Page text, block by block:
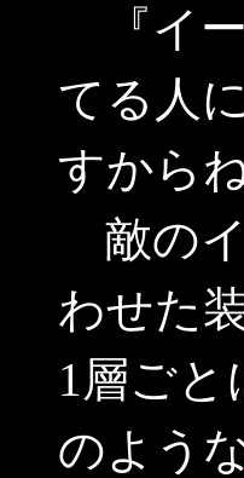
『イー
てる人
すからね
敵のイ
わせた
1層ご
のよう